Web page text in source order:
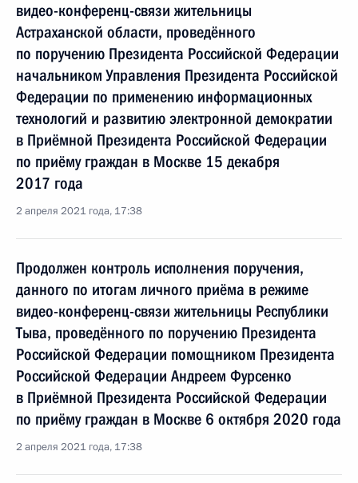
видео-конференц-связи жительницы
Астраханской области, проведённого
по поручению Президента Российской Федерации
начальником Управления Президента Российской
Федерации по применению информационных
технологий и развитию электронной демократии
в Приёмной Президента Российской Федерации
по приёму граждан в Москве 15 декабря
2017 года
2 апреля 2021 года, 17:38
Продолжен контроль исполнения поручения,
данного по итогам личного приёма в режиме
видео-конференц-связи жительницы Республики
Тыва, проведённого по поручению Президента
Российской Федерации помощником Президента
Российской Федерации Андреем Фурсенко
в Приёмной Президента Российской Федерации
по приёму граждан в Москве 6 октября 2020 года
2 апреля 2021 года, 17:38